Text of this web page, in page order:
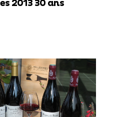
2013 30 ans